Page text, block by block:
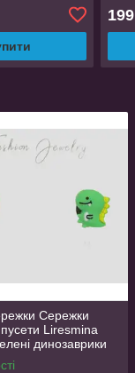
см
199
Сережки
пусети Liresmina
динозаврики